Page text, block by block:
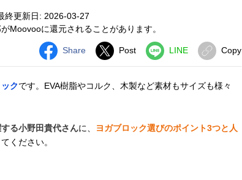
終更新日: 2026-03-27
Moovooに還元されることがあります。
Share Post LINE Copy
クです。EVA樹脂やコルク、木製など素材もサイズも様々
る小野田貴代さんに、
ヨガブロック選びのポイント3つと人
ください。